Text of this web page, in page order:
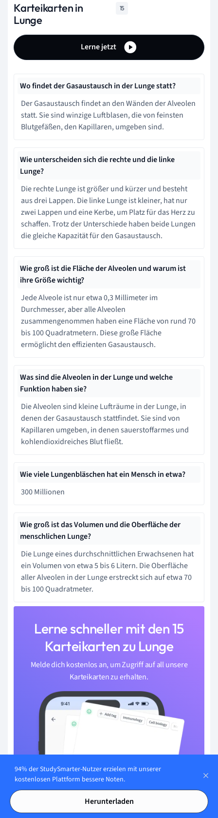
Karteikarten in
Lunge
15
Lerne jetzt
Wo findet der Gasaustausch in der Lunge statt?
Der Gasaustausch findet an den Wänden der Alveolen
statt. Sie sind winzige Luftblasen, die von feinsten
Blutgefäßen, den Kapillaren, umgeben sind.
Wie unterscheiden sich die rechte und die linke
Lunge?
Die rechte Lunge ist größer und kürzer und besteht
aus drei Lappen. Die linke Lunge ist kleiner, hat nur
zwei Lappen und eine Kerbe, um Platz für das Herz zu
schaffen. Trotz der Unterschiede haben beide Lungen
die gleiche Kapazität für den Gasaustausch.
Wie groß ist die Fläche der Alveolen und warum ist
ihre Größe wichtig?
Jede Alveole ist nur etwa 0,3 Millimeter im
Durchmesser, aber alle Alveolen
zusammengenommen haben eine Fläche von rund 70
bis 100 Quadratmetern. Diese große Fläche
ermöglicht den effizienten Gasaustausch.
Was sind die Alveolen in der Lunge und welche
Funktion haben sie?
Die Alveolen sind kleine Lufträume in der Lunge, in
denen der Gasaustausch stattfindet. Sie sind von
Kapillaren umgeben, in denen sauerstoffarmes und
kohlendioxidreiches Blut fließt.
Wie viele Lungenbläschen hat ein Mensch in etwa?
300 Millionen
Wie groß ist das Volumen und die Oberfläche der
menschlichen Lunge?
Die Lunge eines durchschnittlichen Erwachsenen hat
ein Volumen von etwa 5 bis 6 Litern. Die Oberfläche
aller Alveolen in der Lunge erstreckt sich auf etwa 70
bis 100 Quadratmeter.
Lerne schneller mit den 15
Karteikarten zu Lunge
Melde dich kostenlos an, um Zugriff auf all unsere
Karteikarten zu erhalten.
94% der StudySmarter-Nutzer erzielen mit unserer
kostenlosen Plattform bessere Noten.
Herunterladen